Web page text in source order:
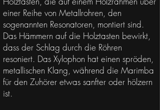
einer Reihe von Metallrohren, den
sogenannten Resonatoren, montiert sind.
Das Hämmern auf die Holztasten bewirkt,
dass der Schlag durch die Röhren
resoniert. Das Xylophon hat einen spröden,
metallischen Klang, während die Marimba
für den Zuhörer etwas sanfter oder hölzern
ist.